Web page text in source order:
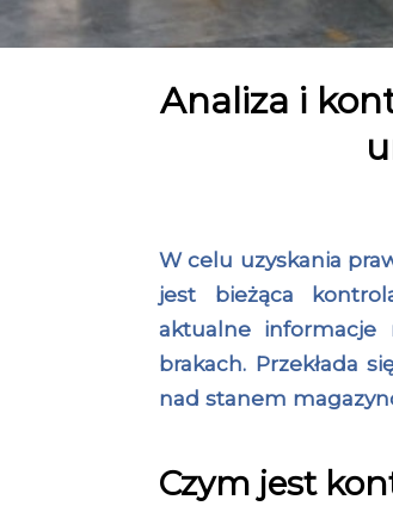
Analiza i
W celu uzyskania
jest bieżąca
aktualne informacje
brakach. Przekłada
nad stanem
Czym jest